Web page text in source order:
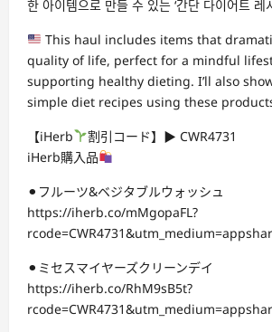
한 아이템으로 만들 수 있는 ‘간단 다이어트 레
This haul includes items that
quality of life, perfect for a mindful
supporting healthy dieting. I’ll also
simple diet recipes using these
【iHerb
割引コード】▶︎ CWR4731
iHerb購入品
⚫︎フルーツ&ベジタブルウォッシュ
https://iherb.co/mMgopaFL?
⚫︎ミセスマイヤーズクリーンデイ
https://iherb.co/RhM9sB5t?